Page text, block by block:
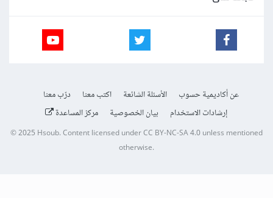
عن أكاديمية حسوب الأسئلة الشائعة اكتب معنا
درّب معنا
إرشادات الاستخدام
بيان الخصوصية مركز المساعدة
© 2025Hsoub.Content licensed underCC BY-NC-SA 4.0unless mentioned
otherwise.